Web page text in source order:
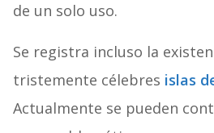
de un solo uso.
Se registra incluso la
tristemente célebres islas
Actualmente se pueden